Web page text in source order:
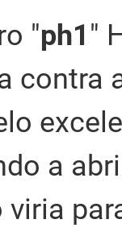
"ph1 "
contra
a